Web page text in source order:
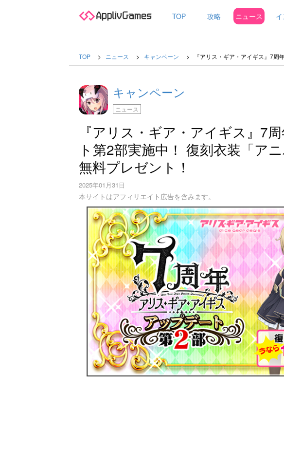
TOP 攻略 ニュース
TOP ニュース キャンペーン 『アリス・ギア・アイギス』7
キャンペーン
ニュース
『アリス・ギア・アイギス』7
ト第2部実施中！ 復刻衣装「ア
無料プレゼント！
2025年01月31日
本サイトはアフィリエイト広告を含みます。